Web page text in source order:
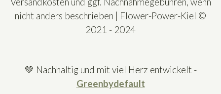
nicht anders beschrieben | Flower-Power-Kiel ©
2021 - 2024
💚 Nachhaltig und mit viel Herz entwickelt -
Greenbydefault